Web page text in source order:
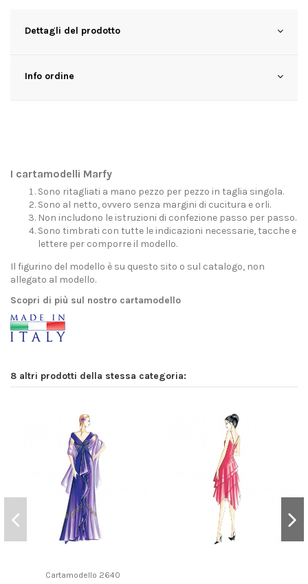
Dettagli del prodotto
Info ordine
I cartamodelli Marfy
Sono ritagliati a mano pezzo per pezzo in taglia singola.
Sono al netto, ovvero senza margini di cucitura e orli.
Non includono le istruzioni di confezione passo per passo.
Sono timbrati con tutte le indicazioni necessarie, tacche e
lettere per comporre il modello.
Il figurino del modello è su questo sito o sul catalogo, non
allegato al modello.
Scopri di più sul nostro cartamodello
8 altri prodotti della stessa categoria:
Cartamodello 2640